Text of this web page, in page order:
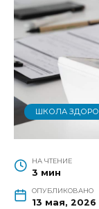
ШКОЛА
НА ЧТЕНИЕ
3 мин
ОПУБЛИКОВАНО
13 мая, 2026